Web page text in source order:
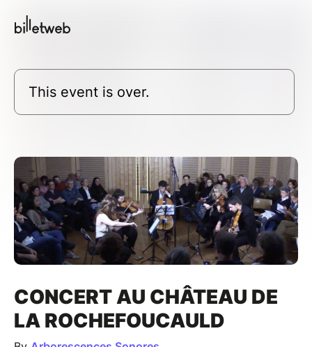
This event is over.
CONCERT AU CHÂTEAU DE
LA ROCHEFOUCAULD